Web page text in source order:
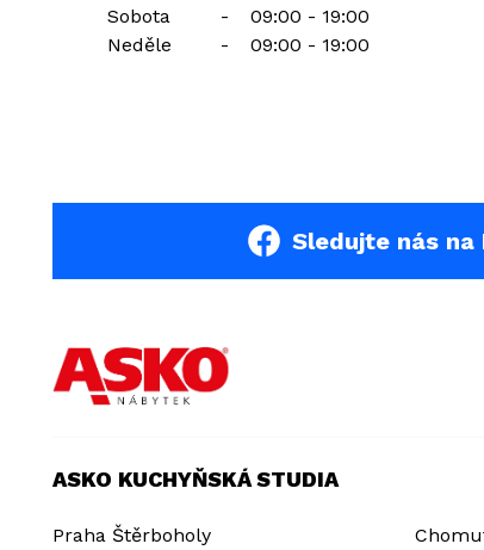
Sobota
-
09:00 - 19:00
Neděle
- 09:00 - 19:00
Sledujte nás na
ASKO KUCHYŇSKÁ STUDIA
Praha Štěrboholy